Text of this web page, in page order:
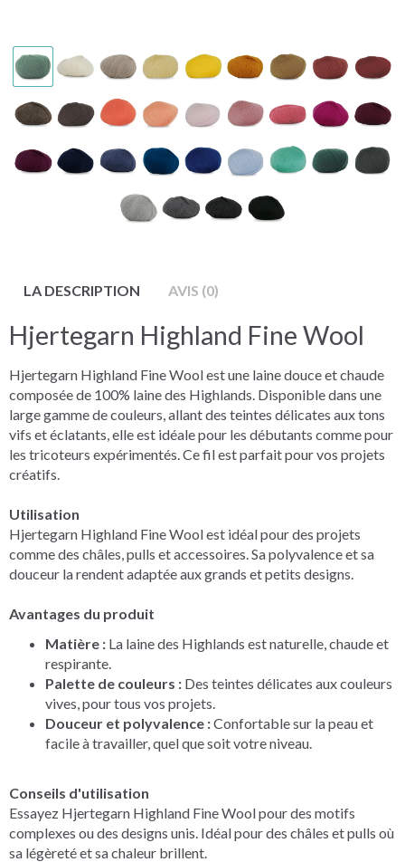
LA DESCRIPTION AVIS (0)
Hjertegarn Highland Fine Wool
Hjertegarn Highland Fine Wool est une laine douce et chaude
composée de 100% laine des Highlands. Disponible dans une
large gamme de couleurs, allant des teintes délicates aux tons
vifs et éclatants, elle est idéale pour les débutants comme pour
les tricoteurs expérimentés. Ce fil est parfait pour vos projets
créatifs.
Utilisation
Hjertegarn Highland Fine Wool est idéal pour des projets
comme des châles, pulls et accessoires. Sa polyvalence et sa
douceur la rendent adaptée aux grands et petits designs.
Avantages du produit
Matière : La laine des Highlands est naturelle, chaude et
respirante.
Palette de couleurs : Des teintes délicates aux couleurs
vives, pour tous vos projets.
Douceur et polyvalence :Confortable sur la peau et
facile à travailler, quel que soit votre niveau.
Conseils d'utilisation
Essayez Hjertegarn Highland Fine Wool pour des motifs
complexes ou des designs unis. Idéal pour des châles et pulls où
sa légèreté et sa chaleur brillent.